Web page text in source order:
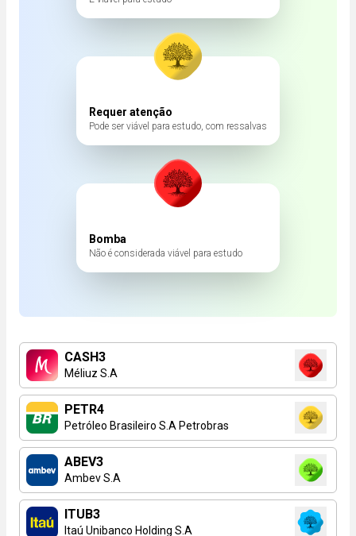
Requer atenção
Pode ser viável para estudo, com ressalvas
Bomba
Não é considerada viável para estudo
CASH3
Méliuz S.A
PETR4
Petróleo Brasileiro S.A Petrobras
ABEV3
Ambev S.A
ITUB3
Itaú Unibanco Holding S.A